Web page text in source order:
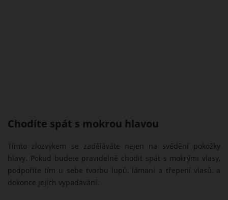
Chodíte spát s mokrou hlavou
Tímto zlozvykem se zaděláváte nejen na svědění pokožky
hlavy. Pokud budete pravidelně chodit spát s mokrými vlasy,
podpoříte tím u sebe tvorbu lupů, lámání a třepení vlasů, a
dokonce jejich vypadávání.